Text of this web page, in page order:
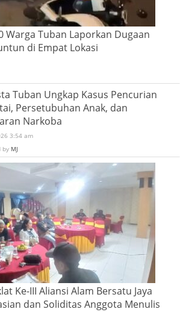
Warga Tuban Laporkan Dugaan
di Empat Lokasi
Tuban Ungkap Kasus Pencurian
Persetubuhan Anak, dan
Narkoba
3:54 am
by MJ
Ke-III Aliansi Alam Bersatu Jaya
dan Soliditas Anggota Menulis